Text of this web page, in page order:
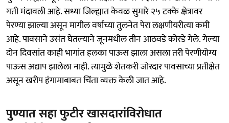
गती मंदावली आहे. सध्या जिल्ह्यात केवळ सुमारे २५ टक्के क्षेत्रावर
पेरण्या झाल्या असून मागील वर्षाच्या तुलनेत पेरा लक्षणीयरीत्या कमी
आहे. पावसाने उसंत घेतल्याने जूनमधील तीन आठवडे कोरडे गेले. गेल्या
दोन दिवसांत काही भागांत हलका पाऊस झाला असला तरी पेरणीयोग्य
पाऊस अद्याप झालेला नाही. त्यामुळे शेतकरी जोरदार पावसाच्या प्रतीक्षेत
असून खरीप हंगामाबाबत चिंता व्यक्त केली जात आहे.
पुण्यात सहा फुटीर खासदारांविरोधात